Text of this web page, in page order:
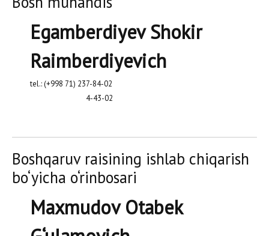
Egamberdiyev Shokir
Raimberdiyevich
tel.: (+998 71) 237-84-02
4-43-02
Boshqaruv raisining ishlab chiqarish
bo‘yicha o‘rinbosari
Maxmudov Otabek